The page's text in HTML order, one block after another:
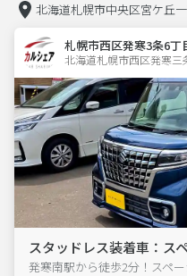
北海道札幌市中央区宮ケ丘
札幌市西区発寒3条6丁
北海道札幌市西区発寒三
スタッドレス装着車：ス
発寒南駅から徒歩2分！スペ